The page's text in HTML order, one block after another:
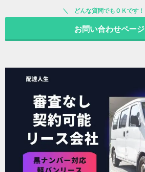
どんな質問でもＯＫです！
お問い合わせページ